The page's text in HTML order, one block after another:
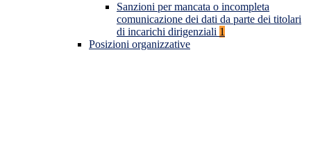
Sanzioni per mancata o incompleta
comunicazione dei dati da parte dei titolari
di incarichi dirigenziali 1
Posizioni organizzative